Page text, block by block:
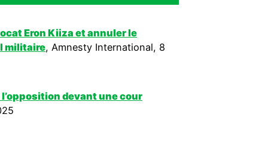
Eron Kiiza et annuler le
militaire, Amnesty International, 8
devant une cour